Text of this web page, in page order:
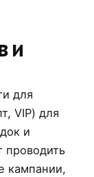
и
для
VIP) для
и
проводить
кампании,